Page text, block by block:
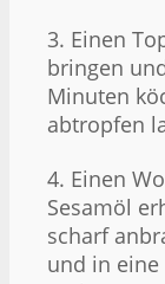
3. Einen
bringen
Minuten
abtropfen
4. Einen
Sesamöl
scharf
und in eine